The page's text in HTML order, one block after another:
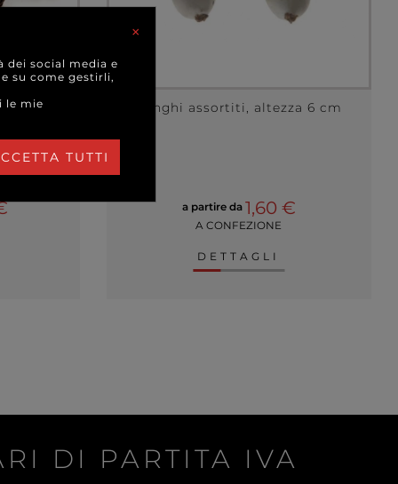
da
Funghi assortiti, altezza 6 cm
a partire da 1,60 €
A CONFEZIONE
DETTAGLI
DI PARTITA IVA
×
dei social media e
su come gestirli,
le mie
TUTTI